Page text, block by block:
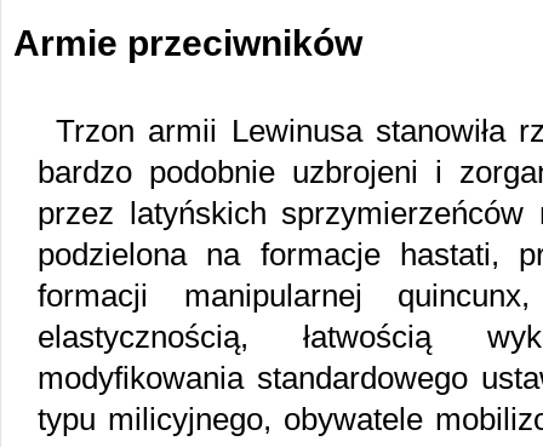
Armie przeciwników
Trzon armii Lewinusa stanowiła
bardzo podobnie uzbrojeni i
przez latyńskich
podzielona na formacje hastati,
formacji manipularnej
elastycznością, łatwością
modyfikowania standardowego
typu milicyjnego, obywatele